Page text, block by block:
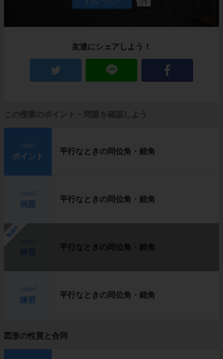
友達にシェアしよう！
この授業のポイント・問題を確認しよう
ポイント
平行なときの同位角・錯角
例題
平行なときの同位角・錯角
勉強中
平行なときの同位角・錯角
練習
平行なときの同位角・錯角
図形の性質と合同